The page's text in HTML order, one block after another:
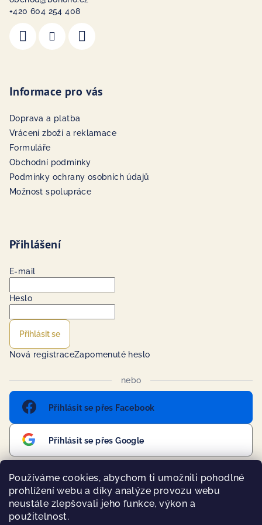
Používáme cookies, abychom ti umožnili pohodlné
prohlížení webu a díky analýze provozu webu
neustále zlepšovali jeho funkce, výkon a
použitelnost.
+420 604 254 408
Informace pro vás
Doprava a platba
Vrácení zboží a reklamace
Formuláře
Obchodní podmínky
Podmínky ochrany osobních údajů
Možnost spolupráce
Přihlášení
E-mail
Heslo
Přihlásit se
Nová registraceZapomenuté heslo
nebo
Přihlásit se přes Facebook
Přihlásit se přes Google
Přijímáme online platby